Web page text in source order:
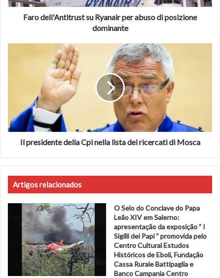
testato centinaia e centinaia di materiali. Non è stato
possibile trovare un materiale del genere”, ha spiegato.
ansa.it
dominante
Faro dell'Antitrust su Ryanair per abuso di posizione
dominante
ricercati
di
MoscaIl presidente della Cpi nella lista dei ricercati di Mosca
Artigos relacionados
O Selo do Conclave do Papa
Leão XIV em Salerno:
apresentação da exposição ” I
Sigilli dei Papi ” promovida pelo
Centro Cultural Estudos
Históricos de Eboli, Fundação
Cassa Rurale Battipaglia e
Banco Campania Centro